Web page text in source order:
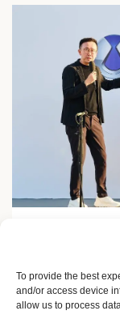
To provide the best
and/or access device
allow us to process
minuta?
2 meseca ago